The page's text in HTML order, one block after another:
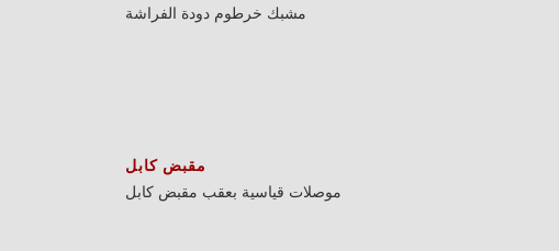
مشبك خرطوم دودة الفراشة
مقبض كابل
مقبض كابل موصلات قياسية بعقب